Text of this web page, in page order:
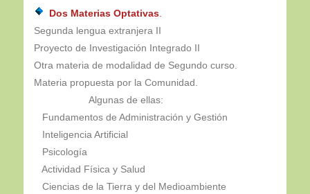
Dos Materias Optativas.
Segunda lengua extranjera II
Proyecto de Investigación Integrado II
Otra materia de modalidad de Segundo curso.
Materia propuesta por la Comunidad.
Algunas de ellas:
Fundamentos de Administración y Gestión
Inteligencia Artificial
Psicología
Actividad Física y Salud
Ciencias de la Tierra y del Medioambiente